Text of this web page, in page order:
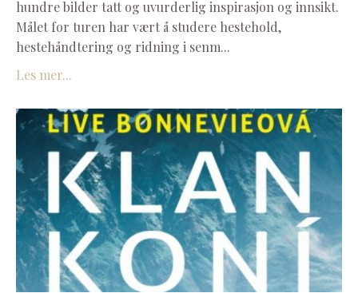
hundre bilder tatt og uvurderlig inspirasjon og innsikt.
Målet for turen har vært å studere hestehold,
hestehåndtering og ridning i senm...
Les mer...